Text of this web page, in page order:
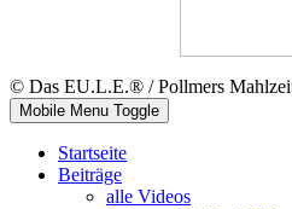
© Das EU.L.E.® / Pollmers
Mobile Menu Toggle
Startseite
Beiträge
alle Videos